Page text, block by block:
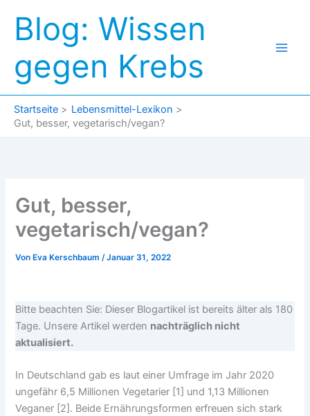
Inhalt
springen
Blog: Wissen
gegen Krebs
Startseite
Lebensmittel-Lexikon
Gut, besser, vegetarisch/vegan?
Gut, besser,
vegetarisch/vegan?
Von Eva Kerschbaum/Januar 31, 2022
Bitte beachten Sie: Dieser Blogartikel ist bereits älter als 180
Tage. Unsere Artikel werden nachträglich nicht
aktualisiert.
In Deutschland gab es laut einer Umfrage im Jahr 2020
ungefähr 6,5 Millionen Vegetarier [1] und 1,13 Millionen
Veganer [2]. Beide Ernährungsformen erfreuen sich stark